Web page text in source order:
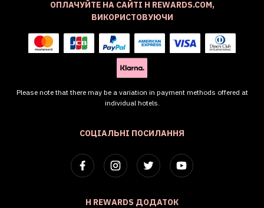
СОЦІАЛЬНІ ПОСИЛАННЯ
H REWARDS ДОДАТОК
ОПЛАЧУЙТЕ НА САЙТІ H REWARDS.COM,
ВИКОРИСТОВУЮЧИ
Please note that there may be a variation in payment methods offered at
individual hotels.